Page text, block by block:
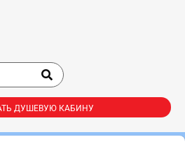
ДУШЕВУЮ КАБИНУ